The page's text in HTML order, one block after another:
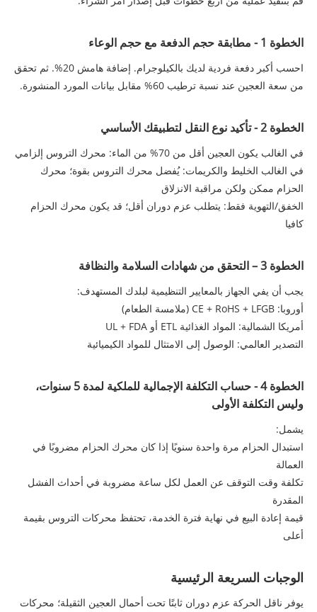
الخطوة 1 - مطابقة حجم الدفعة مع حجم الوعاء
احسب أكبر دفعة فردية لديك بالكيلوجرام. إضافة هامش 20%. ثم تحقق
من سعة العجين عند نسبة ترطيب 60% مقابل بيانات المورد المنشورة.
الخطوة 2 - تأكيد نوع النقل لتطبيقك الأساسي
في الغالب يكون العجين أقل من 70% من الماء: محرك التروس إلزامي
في الغالب الخليط والكريمات: يُفضل محرك التروس بقوة؛ محرك
الحزام ممكن ولكن مراقبة الانزلاق
الخفق/التهوية فقط: يتطلب عزم دوران أقل؛ قد يكون محرك الحزام
كافيا
الخطوة 3 – التحقق من شهادات السلامة والنظافة
يجب أن يفي الجهاز بالمعايير التنظيمية لبلدك المستهدف:
أوروبا: CE + RoHS + LFGB (ملامسة الطعام)
أمريكا الشمالية: المواد الغذائية ETL أو UL + FDA
التصدير العالمي: الوصول إلى الامتثال للمواد الكيميائية
الخطوة 4 - حساب التكلفة الإجمالية للملكية لمدة 5 سنوات،
وليس التكلفة الأولى
يشمل:
استبدال الحزام مرة واحدة سنويًا إذا كان محرك الحزام مضروبًا في
العمالة
تكلفة وقت التوقف عن العمل لكل ساعة مضروبة في أحداث الفشل
المقدرة
قيمة إعادة البيع في نهاية فترة الخدمة، تحتفظ محركات التروس بقيمة
أعلى
الوجبات السريعة الرئيسية
يوفر ناقل الحركة عزم دوران ثابتًا تحت أحمال العجين الثقيلة؛ محركات